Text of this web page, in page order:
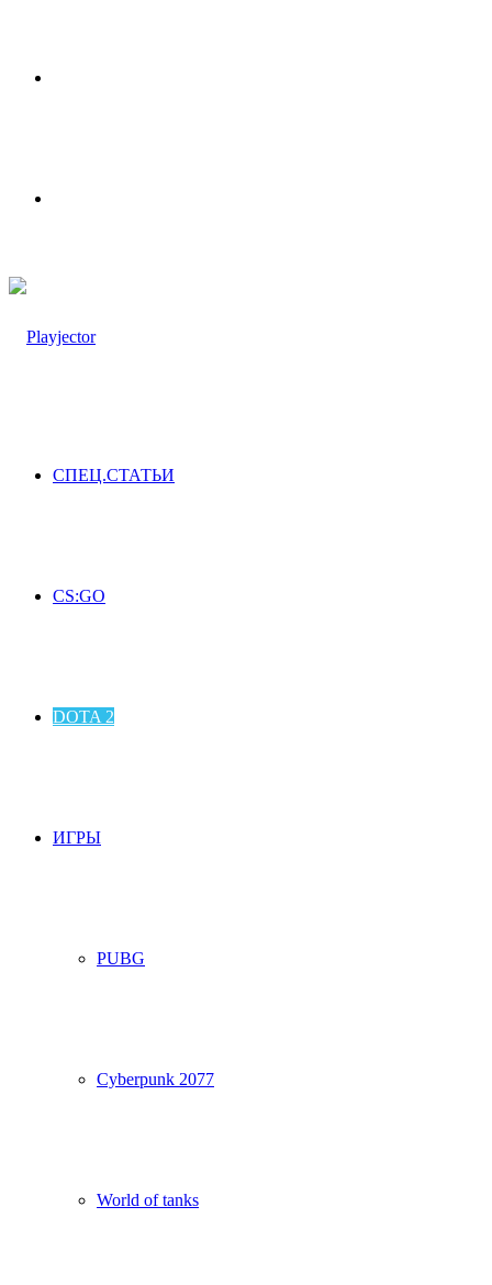
СПЕЦ.СТАТЬИ
CS:GO
DOTA 2
ИГРЫ
PUBG
Cyberpunk 2077
World of tanks